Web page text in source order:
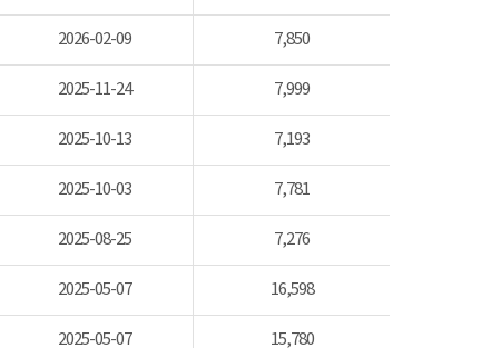
2026-02-09 7,850
2025-11-24 7,999
2025-10-13 7,193
2025-10-03 7,781
2025-08-25 7,276
2025-05-07 16,598
2025-05-07 15,780